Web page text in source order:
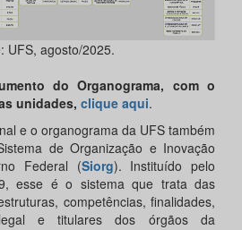
UFS, agosto/2025.
do Organograma, com o
unidades, clique aqui.
e o organograma da UFS também
de Organização e Inovação
Federal (Siorg). Instituído pelo
esse é o sistema que trata das
competências, finalidades,
e titulares dos órgãos da